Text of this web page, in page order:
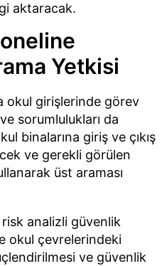
aktaracak.
Yetkisi
okul girişlerinde görev
sorumlulukları da
binalarına giriş ve çıkış
ve gerekli görülen
üst araması
analizli güvenlik
okul çevrelerindeki
ve güvenlik